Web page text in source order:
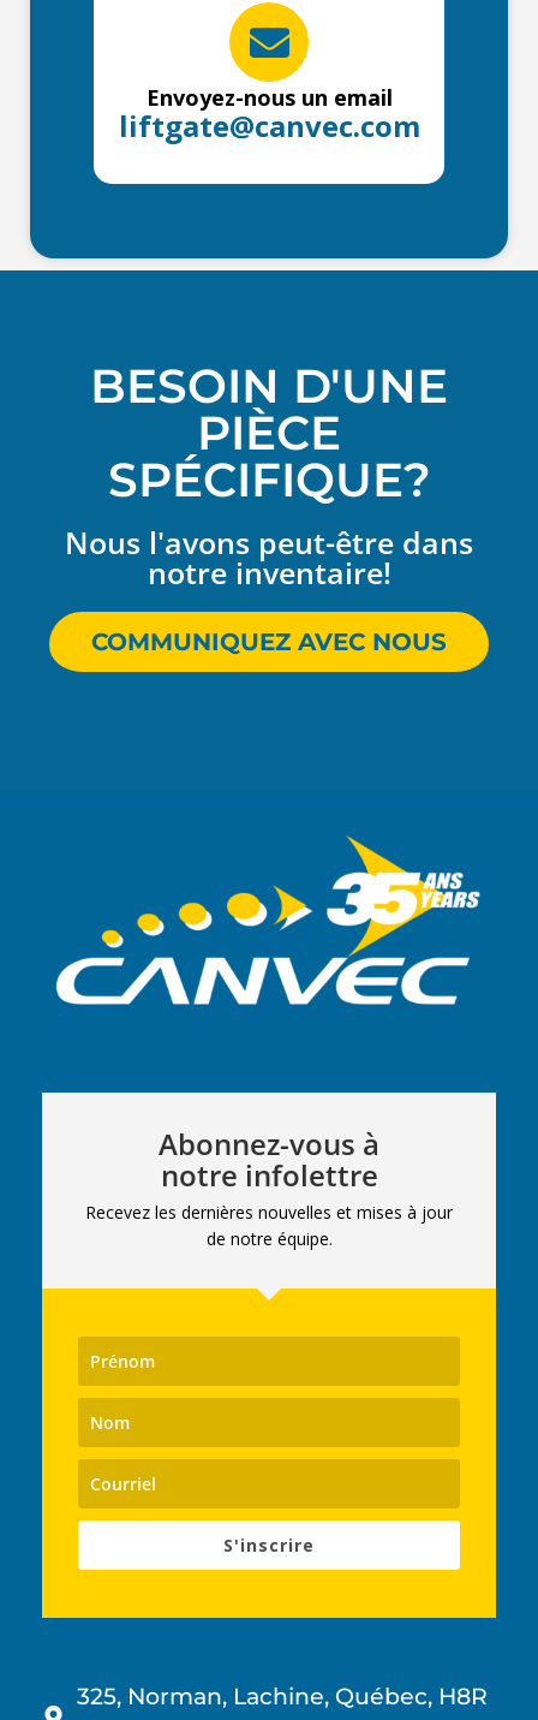
Envoyez-nous un email
liftgate@canvec.com
BESOIN D'UNE
PIÈCE
SPÉCIFIQUE?
Nous l'avons peut-être dans
notre inventaire!
COMMUNIQUEZ AVEC NOUS
Abonnez-vous à
notre infolettre
Recevez les dernières nouvelles et mises à jour
de notre équipe.
S'inscrire
325, Norman, Lachine, Québec, H8R